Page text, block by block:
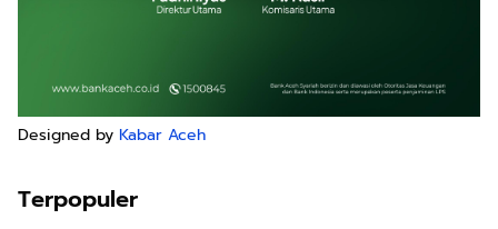
Designed by Kabar Aceh
Terpopuler